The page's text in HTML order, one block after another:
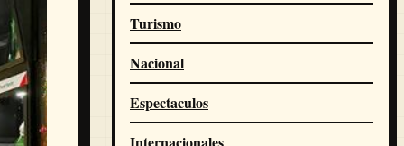
Turismo
Nacional
Espectaculos